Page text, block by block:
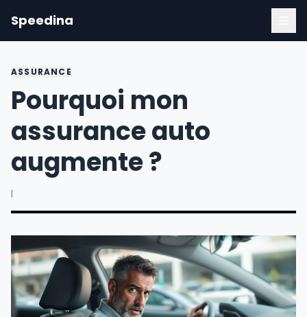
Speedina
ASSURANCE
Pourquoi mon
assurance auto
augmente ?
|